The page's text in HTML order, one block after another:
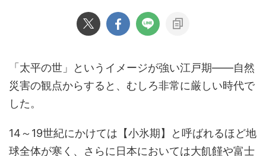
「太平の世」というイメージが強い江戸期――自然
災害の観点からすると、むしろ非常に厳しい時代で
した。
14～19世紀にかけては【小氷期】と呼ばれるほど地
球全体が寒く、さらに日本においては大飢饉や富士